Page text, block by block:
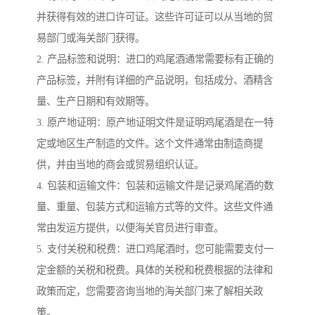
并获得有效的进口许可证。这些许可证可以从当地的贸
易部门或海关部门获得。
2. 产品标签和说明：进口的鸡尾酒通常需要标有正确的
产品标签，并附有详细的产品说明，包括成分、酒精含
量、生产日期和有效期等。
3. 原产地证明：原产地证明文件是证明鸡尾酒是在一特
定或地区生产制造的文件。这个文件通常由制造商提
供，并由当地的商会或贸易组织认证。
4. 包装和运输文件：包装和运输文件是记录鸡尾酒的数
量、重量、包装方式和运输方式等的文件。这些文件通
常由发运方提供，以便海关官员进行审查。
5. 支付关税和税费：进口鸡尾酒时，您可能需要支付一
定金额的关税和税费。具体的关税和税费根据的法律和
政策而定，您需要咨询当地的海关部门来了解相关政
策。